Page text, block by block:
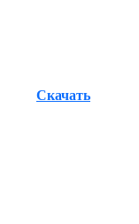
Скачать